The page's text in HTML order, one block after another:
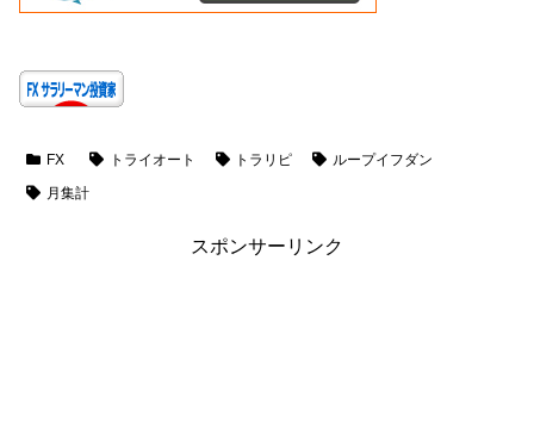
FX トライオート トラリピ
ループイフダン
月集計
スポンサーリンク